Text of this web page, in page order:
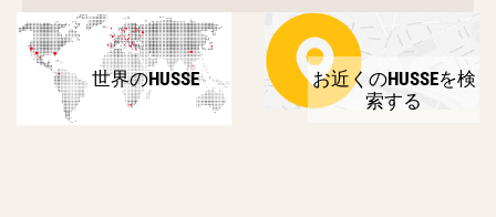
世界のHUSSE
お近くのHUSSEを検
索する